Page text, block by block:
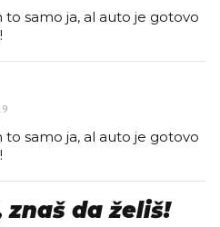
samo ja, al auto je gotovo
samo ja, al auto je gotovo
da želiš!